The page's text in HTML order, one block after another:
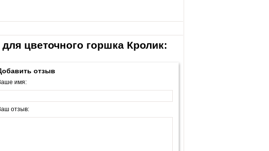
цветочного горшка Кролик:
отзыв
имя:
отзыв: